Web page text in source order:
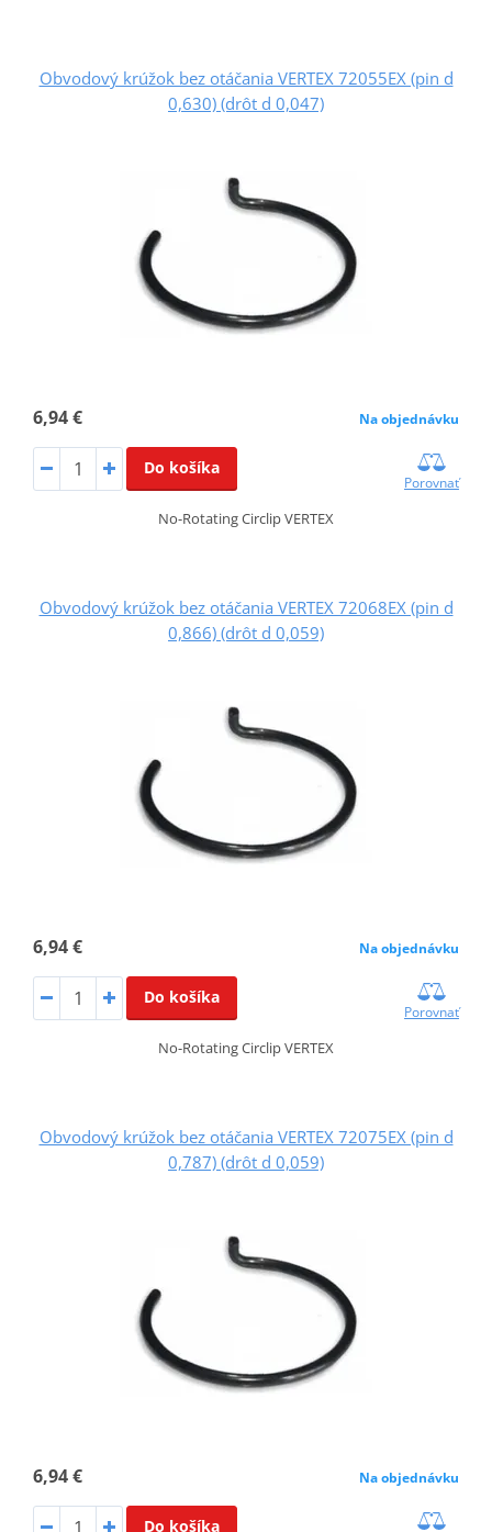
Obvodový krúžok bez otáčania VERTEX 72055EX (pin d
0,630) (drôt d 0,047)
6,94 € Na objednávku
Do košíka
Porovnať
No-Rotating Circlip VERTEX
Obvodový krúžok bez otáčania VERTEX 72068EX (pin d
0,866) (drôt d 0,059)
6,94 € Na objednávku
Do košíka
Porovnať
No-Rotating Circlip VERTEX
Obvodový krúžok bez otáčania VERTEX 72075EX (pin d
0,787) (drôt d 0,059)
6,94 € Na objednávku
Do košíka